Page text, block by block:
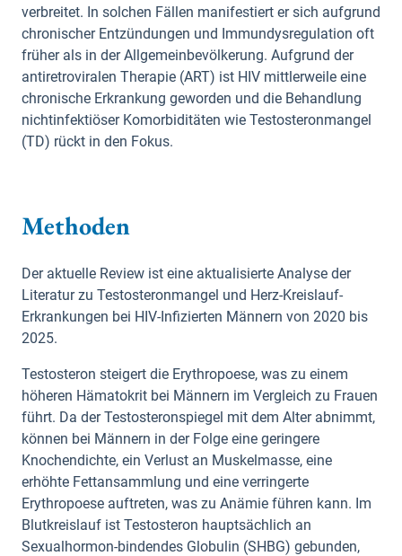
verbreitet. In solchen Fällen manifestiert er sich aufgrund
chronischer Entzündungen und Immundysregulation oft
früher als in der Allgemeinbevölkerung. Aufgrund der
antiretroviralen Therapie (ART) ist HIV mittlerweile eine
chronische Erkrankung geworden und die Behandlung
nichtinfektiöser Komorbiditäten wie Testosteronmangel
(TD) rückt in den Fokus.
Methoden
Der aktuelle Review ist eine aktualisierte Analyse der
Literatur zu Testosteronmangel und Herz-Kreislauf-
Erkrankungen bei HIV-Infizierten Männern von 2020 bis
2025.
Testosteron steigert die Erythropoese, was zu einem
höheren Hämatokrit bei Männern im Vergleich zu Frauen
führt. Da der Testosteronspiegel mit dem Alter abnimmt,
können bei Männern in der Folge eine geringere
Knochendichte, ein Verlust an Muskelmasse, eine
erhöhte Fettansammlung und eine verringerte
Erythropoese auftreten, was zu Anämie führen kann. Im
Blutkreislauf ist Testosteron hauptsächlich an
Sexualhormon-bindendes Globulin (SHBG) gebunden,